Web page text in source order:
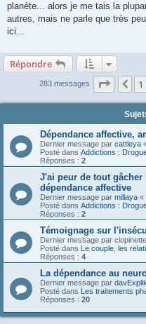
planète... alors je me tais la
autres, mais ne parle que très
ici...
Répondre
283 messages Page 141
Dépendance affective,
Dernier message par cattleya
Posté dans Addictions :
Réponses : 2
J'ai peur de tout
dépendance affective
Dernier message par millaya «
Posté dans Addictions :
Réponses : 2
Témoignage sur
Dernier message par clopinette
Posté dans Le couple, les
Réponses : 4
La dépendance au
Dernier message par
Posté dans Les traitements
Réponses : 20